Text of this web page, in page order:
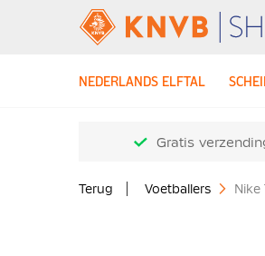
NEDERLANDS ELFTAL
Gratis
Terug Voetballers Nike